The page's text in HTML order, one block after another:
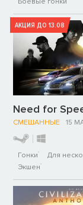
АКЦИЯ ДО 13.08
Need for
СМЕШАННЫЕ 15
Гонки Для
Экшен